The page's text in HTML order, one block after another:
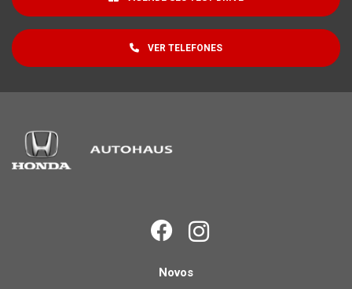
VER TELEFONES
Novos